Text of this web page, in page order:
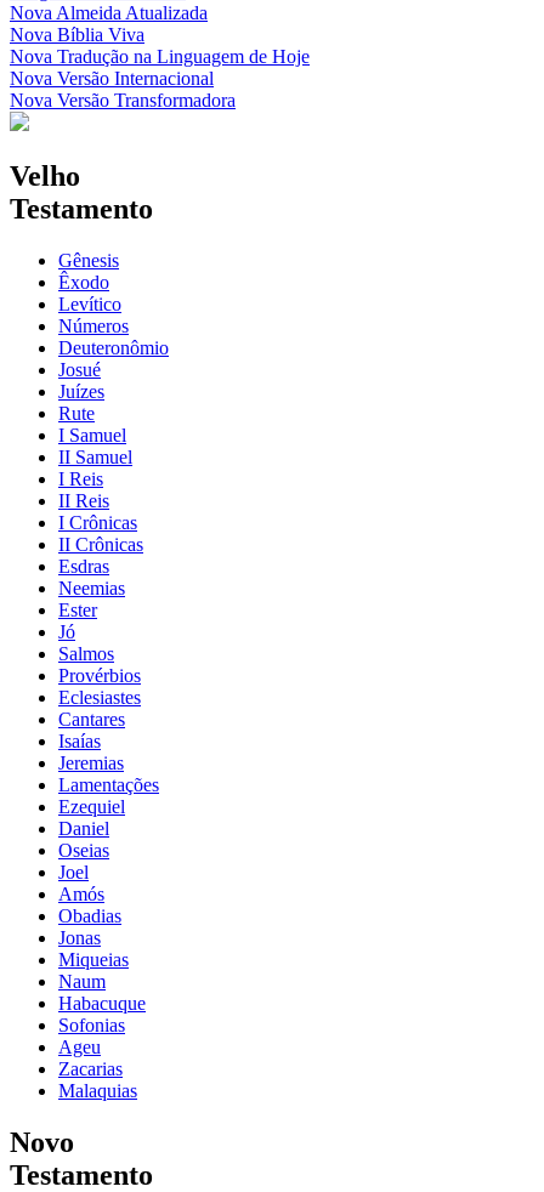
Nova Almeida Atualizada
Nova Bíblia Viva
Nova Tradução na Linguagem de Hoje
Nova Versão Internacional
Nova Versão Transformadora
Velho
Testamento
Gênesis
Êxodo
Levítico
Números
Deuteronômio
Josué
Juízes
Rute
I Samuel
II Samuel
I Reis
II Reis
I Crônicas
II Crônicas
Esdras
Neemias
Ester
Jó
Salmos
Provérbios
Eclesiastes
Cantares
Isaías
Jeremias
Lamentações
Ezequiel
Daniel
Oseias
Joel
Amós
Obadias
Jonas
Miqueias
Naum
Habacuque
Sofonias
Ageu
Zacarias
Malaquias
Novo
Testamento